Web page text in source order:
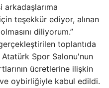
arkadaşlarıma
teşekkür ediyor, alınan
diliyorum.”
toplantıda
Atatürk Spor Salonu'nun
ücretlerine ilişkin
oybirliğiyle kabul edildi.